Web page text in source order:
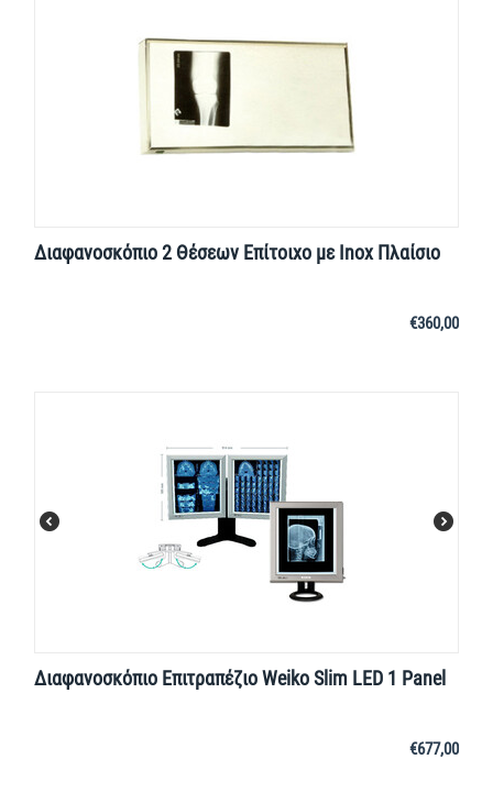
Διαφανοσκόπιο 2 Θέσεων Επίτοιχο με Inox Πλαίσιο
€360,00
Διαφανοσκόπιο Επιτραπέζιο Weiko Slim LED 1 Panel
€677,00